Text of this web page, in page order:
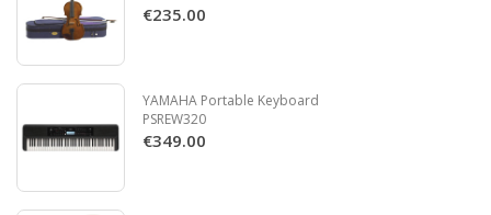
Read more
€235.00
YAMAHA Portable Keyboard
PSREW320
€349.00